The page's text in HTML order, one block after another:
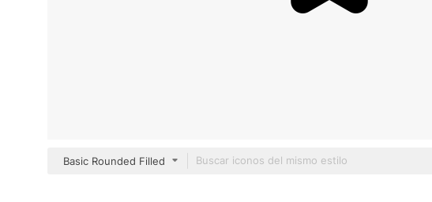
Basic Rounded Filled